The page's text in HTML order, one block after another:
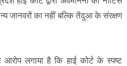
जानवरों का नहीं बल्कि तेंदुआ के संरक्षण
आरोप लगाया है कि हाई कोर्ट के स्पष्ट